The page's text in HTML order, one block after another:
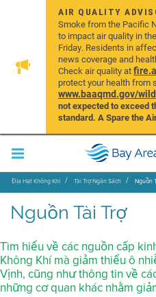
AIR QUALITY
Smoke from the Pacific
to impact air quality in
Friday. Residents in
news coverage and
Check air quality at
protect your health from
www.baaqmd.gov/
not expected to exceed
standard. A Spare the
Địa Hạt Không Khí Tài Trợ Ngân Sách Nguồn
Nguồn Tài Trợ
Tìm hiểu về các nguồn cấp
Không Khí mà giảm thiểu ô
Vịnh, cũng như thông tin về
những cơ quan khác nhằm